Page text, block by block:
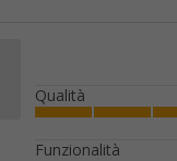
Qualità
Funzionalità